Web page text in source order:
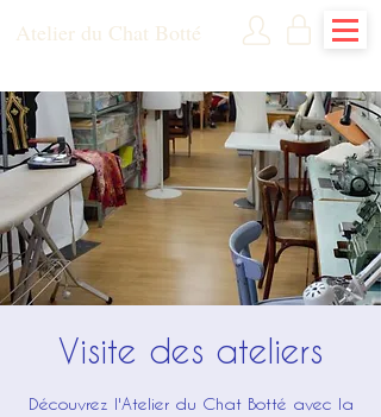
Atelier du Chat Botté
Visite des ateliers
Découvrez l'Atelier du Chat Botté avec la